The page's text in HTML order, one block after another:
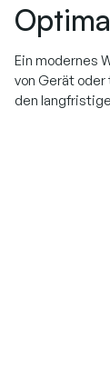
Ein modernes
von Gerät
den